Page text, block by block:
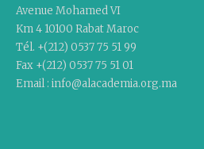
Avenue Mohamed VI
Km 4 10100 Rabat Maroc
Tél. +(212) 0537 75 51 99
Fax +(212) 0537 75 51 01
Email : info@alacademia.org.ma